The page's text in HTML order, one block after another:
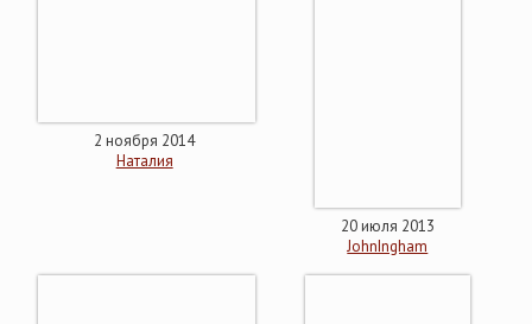
2 ноября 2014
Наталия
20 июля 2013
JohnIngham